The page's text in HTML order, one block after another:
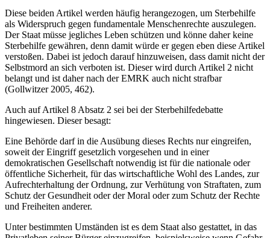
Diese beiden Artikel werden häufig herangezogen, um Sterbehilfe
als Widerspruch gegen fundamentale Menschenrechte auszulegen.
Der Staat müsse jegliches Leben schützen und könne daher keine
Sterbehilfe gewähren, denn damit würde er gegen eben diese Artikel
verstoßen. Dabei ist jedoch darauf hinzuweisen, dass damit nicht der
Selbstmord an sich verboten ist. Dieser wird durch Artikel 2 nicht
belangt und ist daher nach der EMRK auch nicht strafbar
(Gollwitzer 2005, 462).
Auch auf Artikel 8 Absatz 2 sei bei der Sterbehilfedebatte
hingewiesen. Dieser besagt:
Eine Behörde darf in die Ausübung dieses Rechts nur eingreifen,
soweit der Eingriff gesetzlich vorgesehen und in einer
demokratischen Gesellschaft notwendig ist für die nationale oder
öffentliche Sicherheit, für das wirtschaftliche Wohl des Landes, zur
Aufrechterhaltung der Ordnung, zur Verhütung von Straftaten, zum
Schutz der Gesundheit oder der Moral oder zum Schutz der Rechte
und Freiheiten anderer.
Unter bestimmten Umständen ist es dem Staat also gestattet, in das